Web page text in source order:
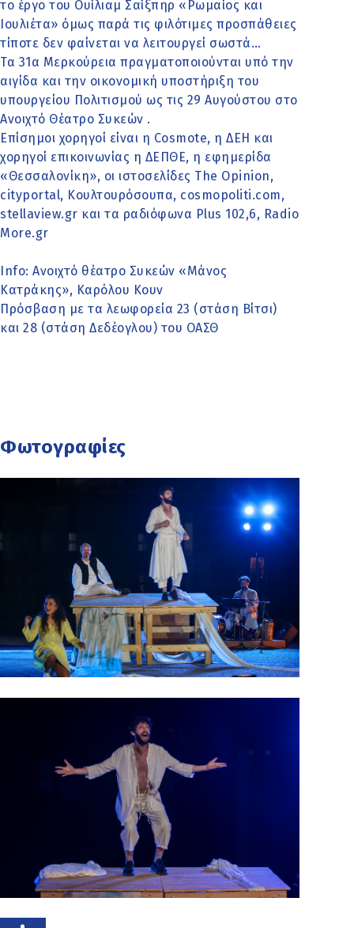
το έργο του Ουίλιαμ Σαίξπηρ «Ρωμαίος και
Ιουλιέτα» όμως παρά τις φιλότιμες προσπάθειες
τίποτε δεν φαίνεται να λειτουργεί σωστά…
Τα 31α Μερκούρεια πραγματοποιούνται υπό την
αιγίδα και την οικονομική υποστήριξη του
υπουργείου Πολιτισμού ως τις 29 Αυγούστου στο
Ανοιχτό Θέατρο Συκεών .
Επίσημοι χορηγοί είναι η Cosmote, η ΔΕΗ και
χορηγοί επικοινωνίας η ΔΕΠΘΕ, η εφημερίδα
«Θεσσαλονίκη», οι ιστοσελίδες The Opinion,
cityportal, Kουλτουρόσουπα, cosmopoliti.com,
stellaview.gr και τα ραδιόφωνα Plus 102,6, Radio
More.gr
Info: Ανοιχτό θέατρο Συκεών «Μάνος
Κατράκης», Καρόλου Κουν
Πρόσβαση με τα λεωφορεία 23 (στάση Βίτσι)
και 28 (στάση Δεδέογλου) του ΟΑΣΘ
Φωτογραφίες